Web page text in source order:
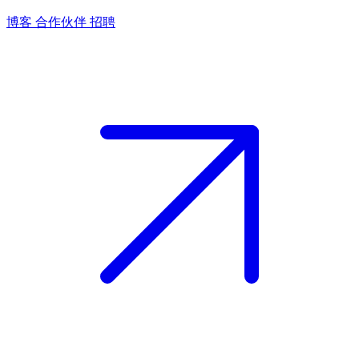
博客 合作伙伴 招聘